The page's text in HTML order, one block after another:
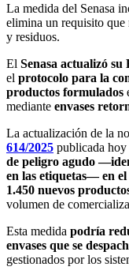
La medida del Senasa
elimina un requisito que
y residuos.
El Senasa actualizó su
el protocolo para la
productos formulados
mediante envases
La actualización de la
614/2025 publicada
de peligro agudo
en las etiquetas— en
1.450 nuevos
volumen de
Esta medida podría
envases que se
gestionados por los